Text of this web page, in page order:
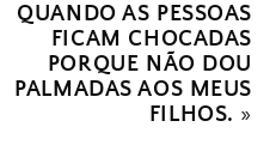
QUANDO AS PESSOAS
FICAM CHOCADAS
PORQUE NÃO DOU
PALMADAS AOS MEUS
FILHOS. »